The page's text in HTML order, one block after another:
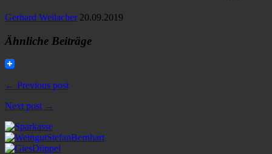
Gerhard Weilacher 20.09.2019
Ähnliche Beiträge
← Previous post
Next post →